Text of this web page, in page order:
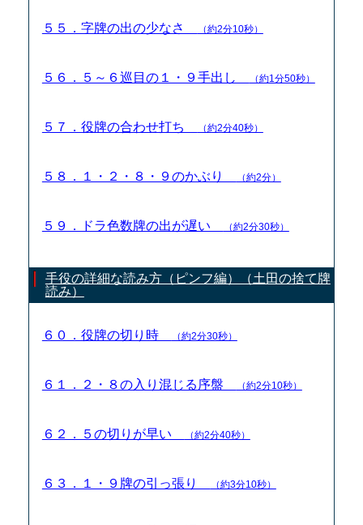
５５．字牌の出の少なさ （約2分10秒）
５６．５～６巡目の１・９手出し （約1分50秒）
５７．役牌の合わせ打ち （約2分40秒）
５８．１・２・８・９のかぶり （約2分）
５９．ドラ色数牌の出が遅い （約2分30秒）
手役の詳細な読み方（ピンフ編）（土田の捨て牌
読み）
６０．役牌の切り時 （約2分30秒）
６１．２・８の入り混じる序盤 （約2分10秒）
６２．５の切りが早い （約2分40秒）
６３．１・９牌の引っ張り （約3分10秒）